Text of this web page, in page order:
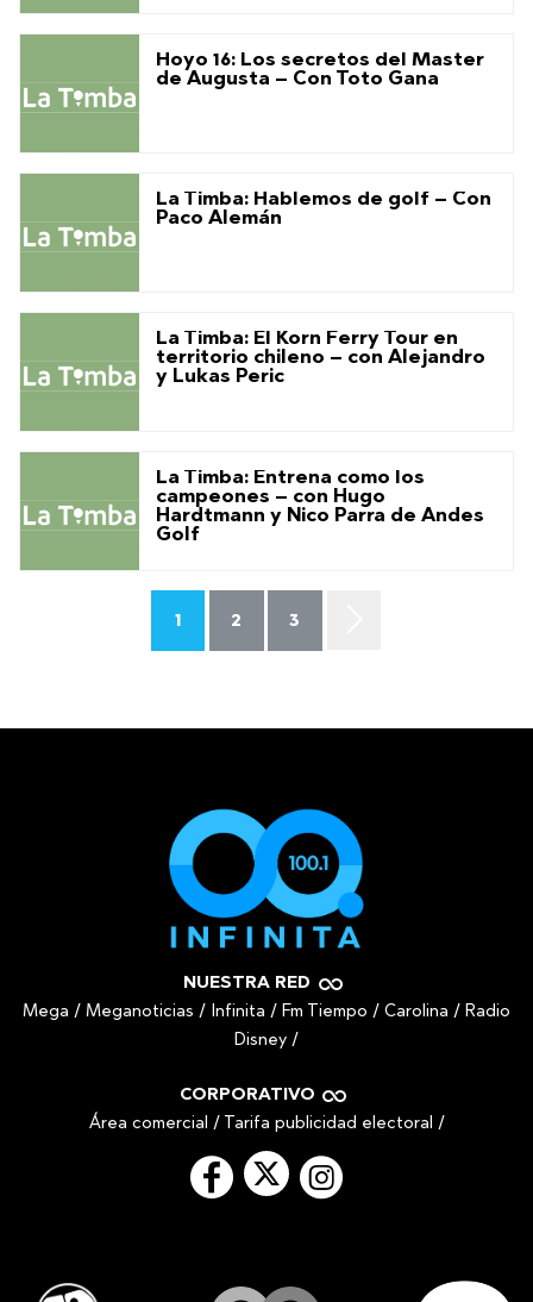
Hoyo 16: Los secretos del Master
de Augusta – Con Toto Gana
La Timba: Hablemos de golf – Con
Paco Alemán
La Timba: El Korn Ferry Tour en
territorio chileno – con Alejandro
y Lukas Peric
La Timba: Entrena como los
campeones – con Hugo
Hardtmann y Nico Parra de Andes
Golf
1 2 3
NUESTRA RED
Mega / Meganoticias / Infinita / Fm Tiempo / Carolina / Radio
Disney /
CORPORATIVO
Área comercial / Tarifa publicidad electoral /